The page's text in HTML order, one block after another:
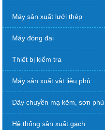
Máy sản xuất lưới thép
Máy đóng đai
Thiết bị kiểm tra
Máy sản xuất vật liệu phủ
Dây chuyền mạ kẽm, sơn phủ
Hệ thống sản xuất gạch